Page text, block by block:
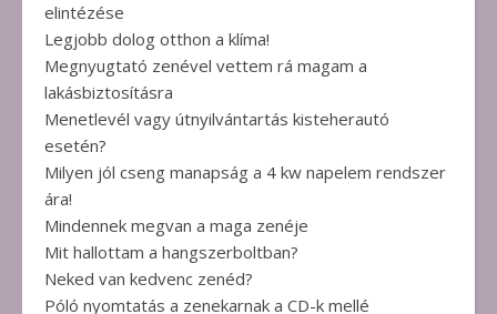
elintézése
Legjobb dolog otthon a klíma!
Megnyugtató zenével vettem rá magam a
lakásbiztosításra
Menetlevél vagy útnyilvántartás kisteherautó
esetén?
Milyen jól cseng manapság a 4 kw napelem rendszer
ára!
Mindennek megvan a maga zenéje
Mit hallottam a hangszerboltban?
Neked van kedvenc zenéd?
Póló nyomtatás a zenekarnak a CD-k mellé